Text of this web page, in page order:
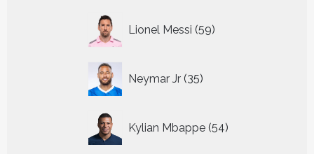
Lionel Messi 59
producten
Neymar Jr 35
producten
Kylian Mbappe 54
producten